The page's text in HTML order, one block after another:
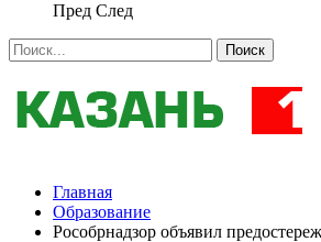
Пред След
Главная
Образование
Рособрнадзор объявил